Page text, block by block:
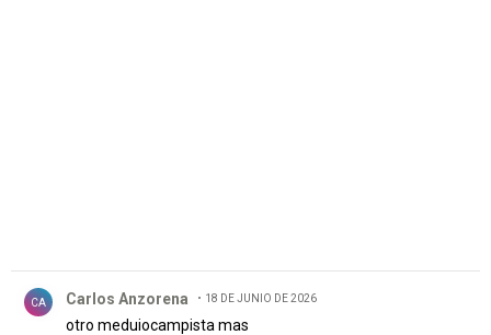
CA Carlos Anzorena 18 DE JUNIO DE 2026
otro meduiocampista mas